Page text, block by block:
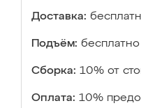
Доставка:
Подъём: бесплатно
Сборка: 10% от
Оплата: 10%